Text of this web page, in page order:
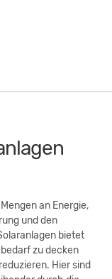
an Energie,
und den
bietet
zu decken
Hier sind